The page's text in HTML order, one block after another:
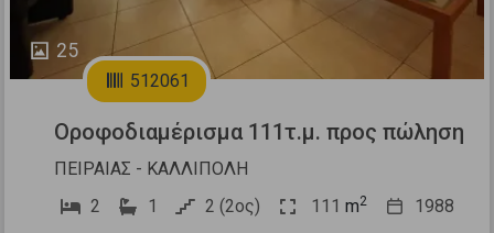
25
512061
Οροφοδιαμέρισμα 111τ.μ. προς πώληση
ΠΕΙΡΑΙΑΣ - ΚΑΛΛΙΠΟΛΗ
2
1 2 (2ος) 111 m2 1988